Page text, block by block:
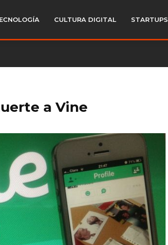
CULTURA DIGITAL STARTUPS
a Vine